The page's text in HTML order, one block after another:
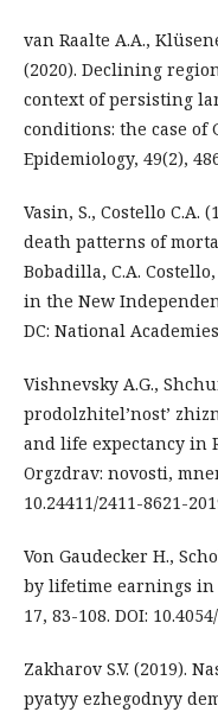
van Raalte A.A.,
(2020). Declining
context of persisting
conditions: the case
Epidemiology, 49(2),
Vasin, S., Costello C.A.
death patterns of
Bobadilla, C.A.
in the New
DC: National
Vishnevsky A.G.,
prodolzhitel’nost’
and life expectancy in
Orgzdrav: novosti,
10.24411/2411-8621-
Von Gaudecker H.,
by lifetime earnings in
17, 83-108. DOI:
Zakharov S.V. (2019).
pyatyy ezhegodnyy